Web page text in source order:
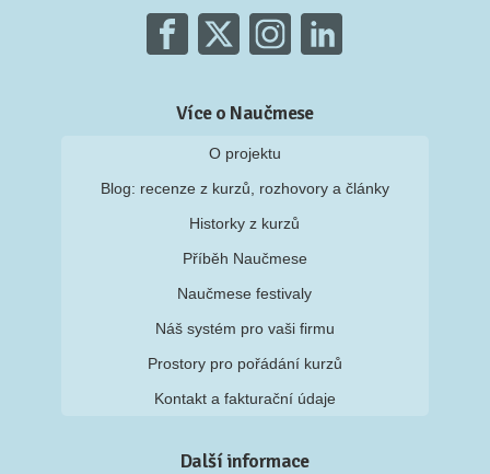
Více o Naučmese
O projektu
Blog: recenze z kurzů, rozhovory a články
Historky z kurzů
Příběh Naučmese
Naučmese festivaly
Náš systém pro vaši firmu
Prostory pro pořádání kurzů
Kontakt a fakturační údaje
Další informace